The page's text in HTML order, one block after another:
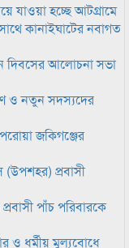
যাওয়া হচ্ছে আটগ্রামে
কানাইঘাটের নবাগত
দিবসের আলোচনা সভা
ও নতুন সদস্যদের
জকিগঞ্জের
(উপশহর) প্রবাসী
পাঁচ পরিবারকে
ও ধর্মীয় মুল্যবোধে